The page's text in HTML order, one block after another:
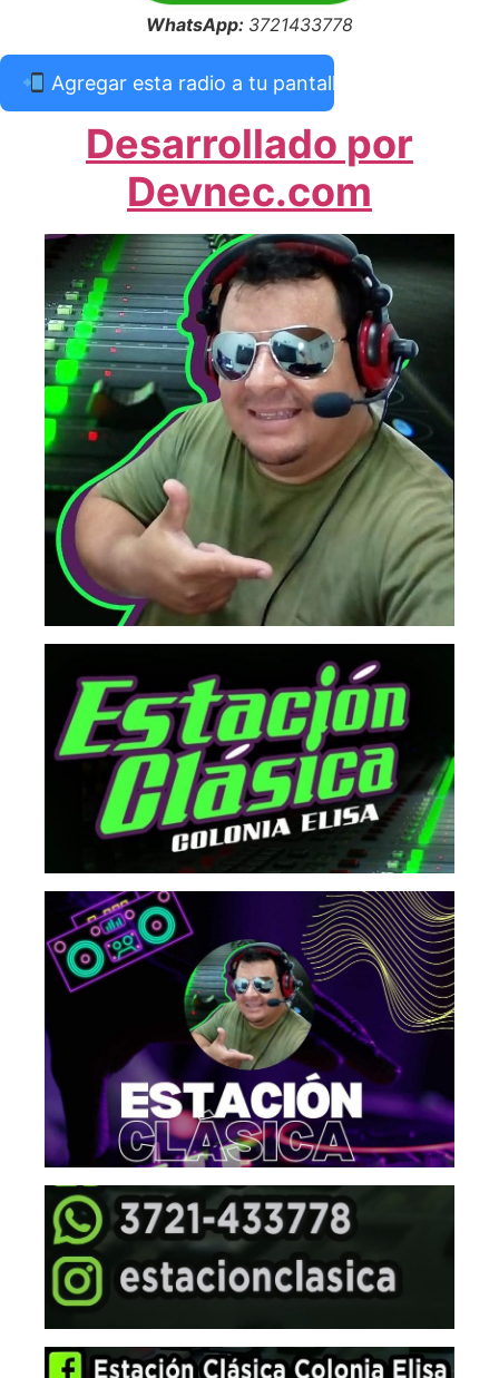
WhatsApp: 3721433778
Agregar esta radio a tu pantalla de inicio
Desarrollado por
Devnec.com